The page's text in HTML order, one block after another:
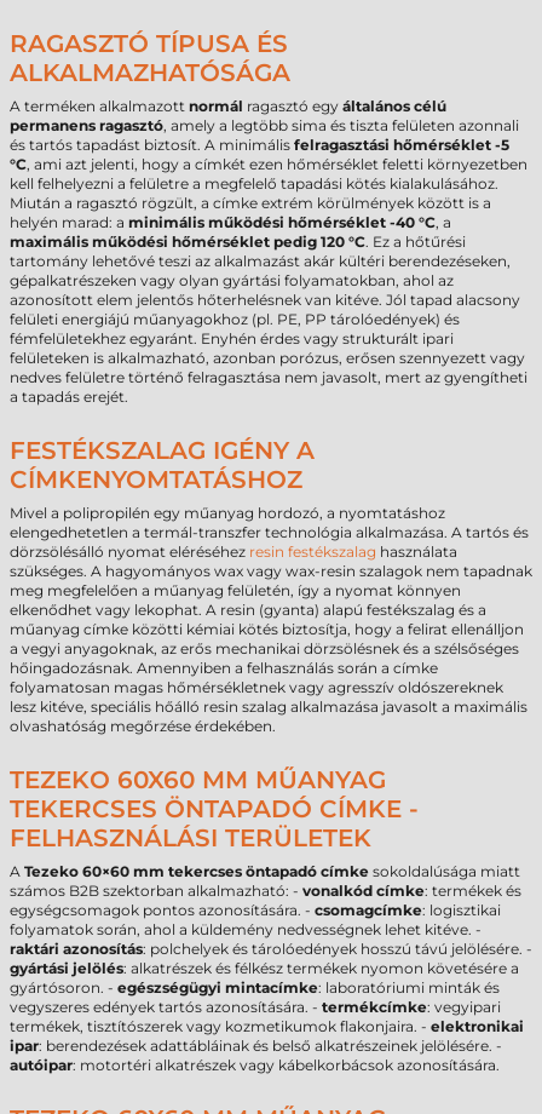
RAGASZTÓ TÍPUSA ÉS
ALKALMAZHATÓSÁGA
A terméken alkalmazott normál ragasztó egy általános célú
permanens ragasztó, amely a legtöbb sima és tiszta felületen azonnali
és tartós tapadást biztosít. A minimális felragasztási hőmérséklet -5
°C, ami azt jelenti, hogy a címkét ezen hőmérséklet feletti környezetben
kell felhelyezni a felületre a megfelelő tapadási kötés kialakulásához.
Miután a ragasztó rögzült, a címke extrém körülmények között is a
helyén marad: a minimális működési hőmérséklet -40 °C, a
maximális működési hőmérséklet pedig 120 °C. Ez a hőtűrési
tartomány lehetővé teszi az alkalmazást akár kültéri berendezéseken,
gépalkatrészeken vagy olyan gyártási folyamatokban, ahol az
azonosított elem jelentős hőterhelésnek van kitéve. Jól tapad alacsony
felületi energiájú műanyagokhoz (pl. PE, PP tárolóedények) és
fémfelületekhez egyaránt. Enyhén érdes vagy strukturált ipari
felületeken is alkalmazható, azonban porózus, erősen szennyezett vagy
nedves felületre történő felragasztása nem javasolt, mert az gyengítheti
a tapadás erejét.
FESTÉKSZALAG IGÉNY A
CÍMKENYOMTATÁSHOZ
Mivel a polipropilén egy műanyag hordozó, a nyomtatáshoz
elengedhetetlen a termál-transzfer technológia alkalmazása. A tartós és
dörzsölésálló nyomat eléréséhez resin festékszalag használata
szükséges. A hagyományos wax vagy wax-resin szalagok nem tapadnak
meg megfelelően a műanyag felületén, így a nyomat könnyen
elkenődhet vagy lekophat. A resin (gyanta) alapú festékszalag és a
műanyag címke közötti kémiai kötés biztosítja, hogy a felirat ellenálljon
a vegyi anyagoknak, az erős mechanikai dörzsölésnek és a szélsőséges
hőingadozásnak. Amennyiben a felhasználás során a címke
folyamatosan magas hőmérsékletnek vagy agresszív oldószereknek
lesz kitéve, speciális hőálló resin szalag alkalmazása javasolt a maximális
olvashatóság megőrzése érdekében.
TEZEKO 60X60 MM MŰANYAG
TEKERCSES ÖNTAPADÓ CÍMKE -
FELHASZNÁLÁSI TERÜLETEK
A Tezeko 60×60 mm tekercses öntapadó címke sokoldalúsága miatt
számos B2B szektorban alkalmazható: - vonalkód címke: termékek és
egységcsomagok pontos azonosítására. - csomagcímke: logisztikai
folyamatok során, ahol a küldemény nedvességnek lehet kitéve. -
raktári azonosítás: polchelyek és tárolóedények hosszú távú jelölésére. -
gyártási jelölés: alkatrészek és félkész termékek nyomon követésére a
gyártósoron. - egészségügyi mintacímke: laboratóriumi minták és
vegyszeres edények tartós azonosítására. - termékcímke: vegyipari
termékek, tisztítószerek vagy kozmetikumok flakonjaira. - elektronikai
ipar: berendezések adattábláinak és belső alkatrészeinek jelölésére. -
autóipar: motortéri alkatrészek vagy kábelkorbácsok azonosítására.